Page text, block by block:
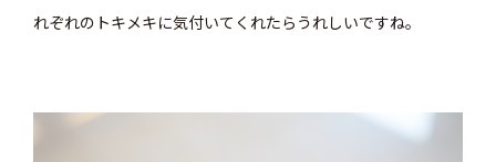
れぞれのトキメキに気付いてくれたらうれしいですね。